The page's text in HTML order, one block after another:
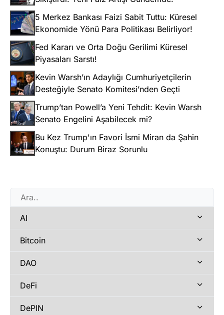
5 Merkez Bankası Faizi Sabit Tuttu: Küresel
Ekonomide Yönü Para Politikası Belirliyor!
Fed Kararı ve Orta Doğu Gerilimi Küresel
Piyasaları Sarstı!
Kevin Warsh’ın Adaylığı Cumhuriyetçilerin
Desteğiyle Senato Komitesi’nden Geçti
Trump’tan Powell’a Yeni Tehdit: Kevin Warsh
Senato Engelini Aşabilecek mi?
Bu Kez Trump'ın Favori İsmi Miran da Şahin
Konuştu: Durum Biraz Sorunlu
AI
Bitcoin
DAO
DeFi
DePIN